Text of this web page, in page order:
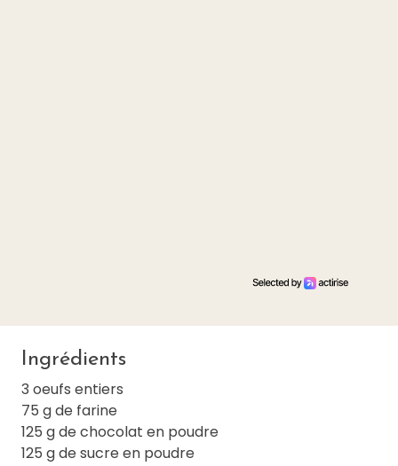
Ingrédients
3 oeufs entiers
75 g de farine
125 g de chocolat en poudre
125 g de sucre en poudre